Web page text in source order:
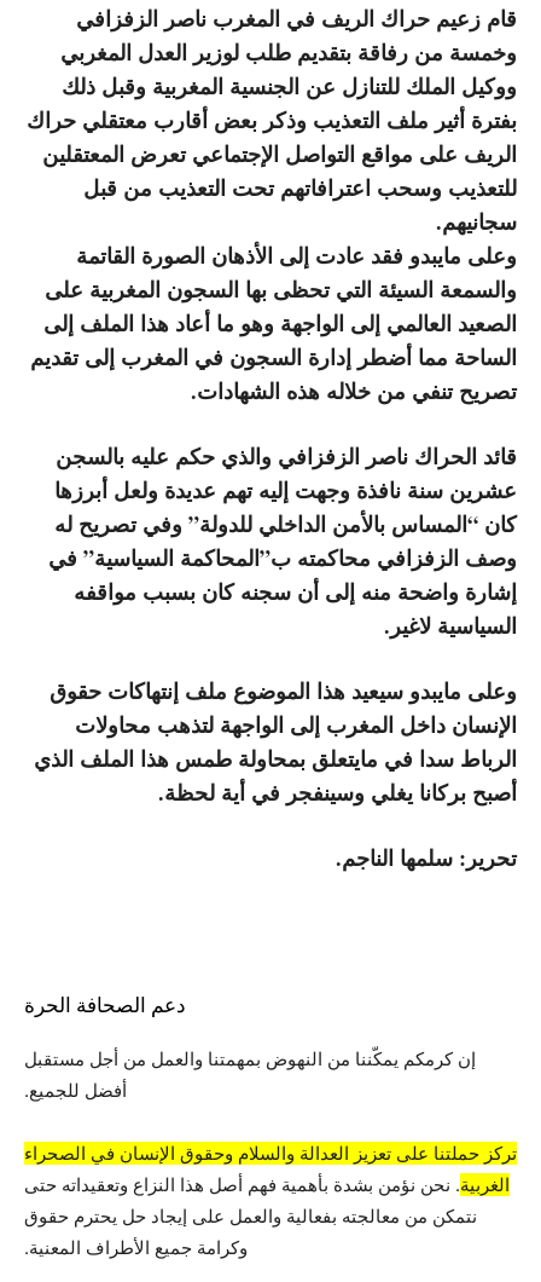
قام زعيم حراك الريف في المغرب ناصر الزفزافي
وخمسة من رفاقة بتقديم طلب لوزير العدل المغربي
ووكيل الملك للتنازل عن الجنسية المغربية وقبل ذلك
بفترة أثير ملف التعذيب وذكر بعض أقارب معتقلي حراك
الريف على مواقع التواصل الإجتماعي تعرض المعتقلين
للتعذيب وسحب اعترافاتهم تحت التعذيب من قبل
سجانيهم.
وعلى مايبدو فقد عادت إلى الأذهان الصورة القاتمة
والسمعة السيئة التي تحظى بها السجون المغربية على
الصعيد العالمي إلى الواجهة وهو ما أعاد هذا الملف إلى
الساحة مما أضطر إدارة السجون في المغرب إلى تقديم
تصريح تنفي من خلاله هذه الشهادات.
قائد الحراك ناصر الزفزافي والذي حكم عليه بالسجن
عشرين سنة نافذة وجهت إليه تهم عديدة ولعل أبرزها
كان “المساس بالأمن الداخلي للدولة” وفي تصريح له
وصف الزفزافي محاكمته ب”المحاكمة السياسية” في
إشارة واضحة منه إلى أن سجنه كان بسبب مواقفه
السياسية لاغير.
وعلى مايبدو سيعيد هذا الموضوع ملف إنتهاكات حقوق
الإنسان داخل المغرب إلى الواجهة لتذهب محاولات
الرباط سدا في مايتعلق بمحاولة طمس هذا الملف الذي
أصبح بركانا يغلي وسينفجر في أية لحظة.
تحرير: سلمها الناجم.
دعم الصحافة الحرة
إن كرمكم يمكّننا من النهوض بمهمتنا والعمل من أجل مستقبل
أفضل للجميع.
تركز حملتنا على تعزيز العدالة والسلام وحقوق الإنسان في الصحراء
الغربية. نحن نؤمن بشدة بأهمية فهم أصل هذا النزاع وتعقيداته حتى
نتمكن من معالجته بفعالية والعمل على إيجاد حل يحترم حقوق
وكرامة جميع الأطراف المعنية.